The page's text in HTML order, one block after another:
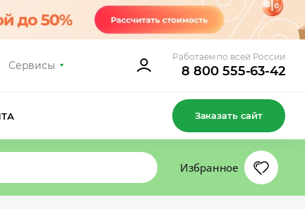
Сервисы
Работаем по всей России
8 800 555-63-42
Заказать сайт
Избранное